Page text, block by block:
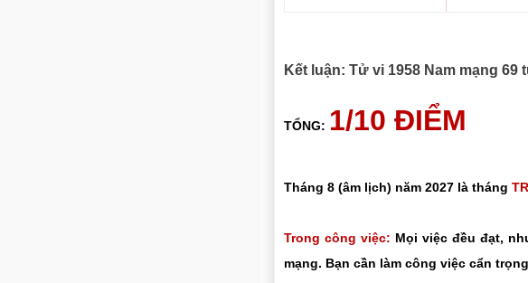
Kết luận: Tử vi 1958 Nam mạng 69
TỔNG: 1/10 ĐIỂM
Tháng 8 (âm lịch) năm 2027 là tháng
Trong công việc: Mọi việc đều đạt,
mạng. Bạn cần làm công việc cẩn